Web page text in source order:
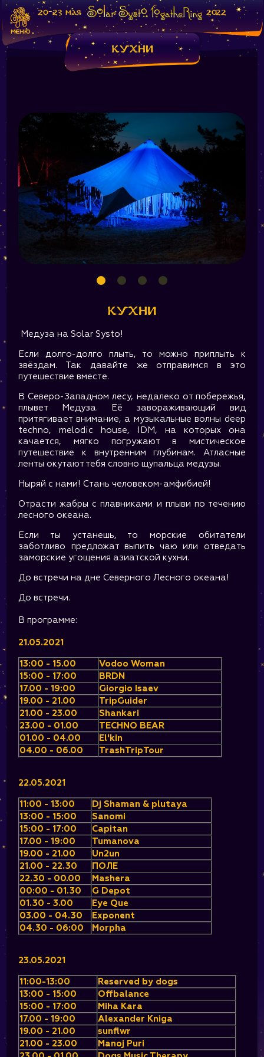
МЕНЮ
20-23 мая 2022
Кухни
Кухни
Медуза на Solar Systo!
Если долго-долго плыть, то можно приплыть к
звёздам. Так давайте же отправимся в это
путешествие вместе.
В Северо-Западном лесу, недалеко от побережья,
плывет Медуза. Её завораживающий вид
притягивает внимание, а музыкальные волны deep
techno, melodic house, IDM, на которых она
качается, мягко погружают в мистическое
путешествие к внутренним глубинам. Атласные
ленты окутают тебя словно щупальца медузы.
Ныряй с нами! Cтань человеком-амфибией!
Отрасти жабры с плавниками и плыви по течению
лесного океана.
Если ты устанешь, то морские обитатели
заботливо предложат выпить чаю или отведать
заморские угощения азиатской кухни.
До встречи на дне Северного Лесного океана!
До встречи.
В программе:
21.05.2021
13:00 - 15.00
Vodoo Woman
15:00 - 17:00
BRDN
17.00 - 19:00
Giorgio Isaev
19.00 - 21.00
TripGuider
21.00 - 23.00
Shankari
23.00 - 01.00
TECHNO BEAR
01.00 - 04.00
El'kin
04.00 - 06.00
TrashTripTour
22.05.2021
11:00 - 13:00
Dj Shaman & plutaya
13:00 - 15:00
Sanomi
15:00 - 17:00
Capitan
17.00 - 19:00
Tumanova
19.00 - 21.00
Un2un
21.00 - 22.30
ПОЛЕ
22.30 - 00.00
Mashera
00:00 - 01.30
G Depot
01.30 - 3.00
Eye Que
03.00 - 04.30
Exponent
04.30 - 06:00
Morpha
23.05.2021
11:00-13:00
Reserved by dogs
13:00 - 15:00
Offbalance
15:00 - 17:00
Miha Kara
17.00 - 19:00
Alexander Kniga
19.00 - 21.00
sunflwr
21.00 - 23.00
Manoj Puri